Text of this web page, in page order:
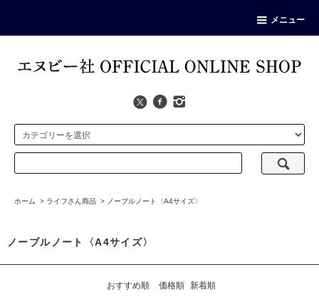
メニュー
ホーム > ライフさん商品 > ノーブルノート〈A4サイズ〉
ノーブルノート〈A4サイズ〉
おすすめ順 価格順 新着順